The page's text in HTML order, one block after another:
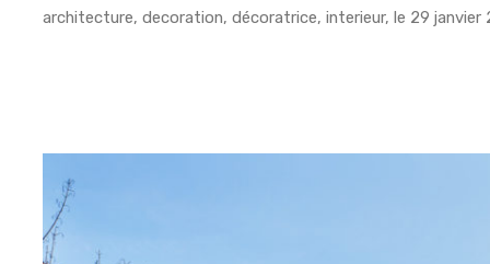
architecture,decoration,décoratrice,interieur, le 29 janvier